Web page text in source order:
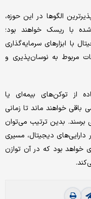
الگوها در این حوزه،
با ریسک خواهند بود؛
با ابزارهای سرمایه‌گذاری
مربوط به نوسان‌پذیری و
از توکن‌های بیمه‌ای یا
باقی خواهند ماند تا زمانی
برسند. بدین ترتیب می‌توان
دیجیتال، مسیری
خواهد بود که در آن توازن